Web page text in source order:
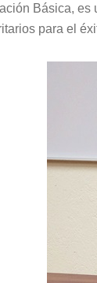
Básica, es
para el